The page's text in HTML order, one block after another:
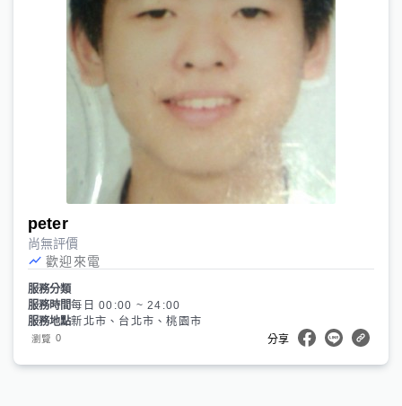
peter
尚無評價
歡迎來電
服務分類
服務時間每日 00:00 ~ 24:00
服務地點新北市、台北市、桃園市
瀏覽 0 分享